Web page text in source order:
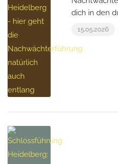
dich in den
15.05.2026